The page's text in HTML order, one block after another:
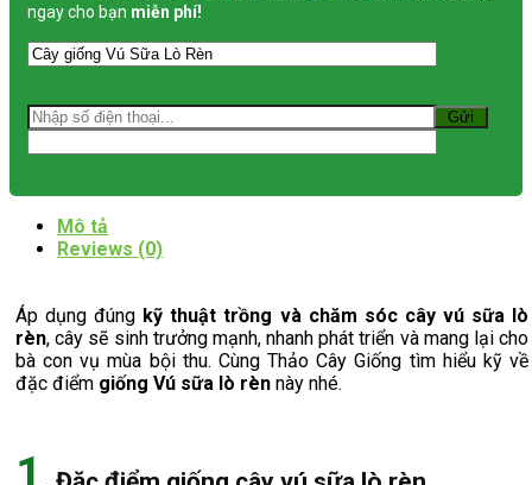
Rèn
quantity
ngay cho bạn miễn phí!
Mô tả
Reviews (0)
Áp dụng đúng kỹ thuật trồng và chăm sóc cây vú sữa lò
rèn, cây sẽ sinh trưởng mạnh, nhanh phát triển và mang lại cho
bà con vụ mùa bội thu. Cùng Thảo Cây Giống tìm hiểu kỹ về
đặc điểm giống Vú sữa lò rèn này nhé.
1